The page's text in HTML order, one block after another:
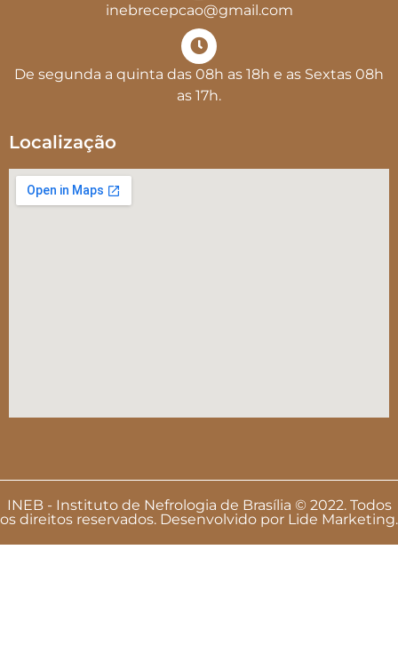
inebrecepcao@gmail.com
De segunda a quinta das 08h as 18h e as Sextas 08h
as 17h.
Localização
INEB - Instituto de Nefrologia de Brasília © 2022. Todos
os direitos reservados. Desenvolvido por Lide Marketing.